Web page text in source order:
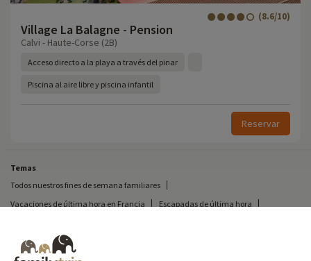
Village La Balagne - Pension
(8.6/10)
Calvi - Haute-Corse (2B)
Acceso directo a la playa a través del pinar
Piscina al aire libre y piscina infantil
Reservar
Temas
Todos nuestros fines de semana familiares
Vacaciones de última hora en Francia
Escapadas de última hora
Vacaciones en camping en Francia
Destinos